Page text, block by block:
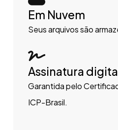
Em Nuvem
Seus arquivos são
Assinatura
Garantida pelo
ICP-Brasil.